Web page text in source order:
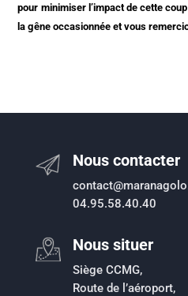
pour minimiser l’impact de cette
la gêne occasionnée et vous
Nous contacter
04.95.58.40.40
Nous situer
Siège CCMG,
Route de l’aéroport,